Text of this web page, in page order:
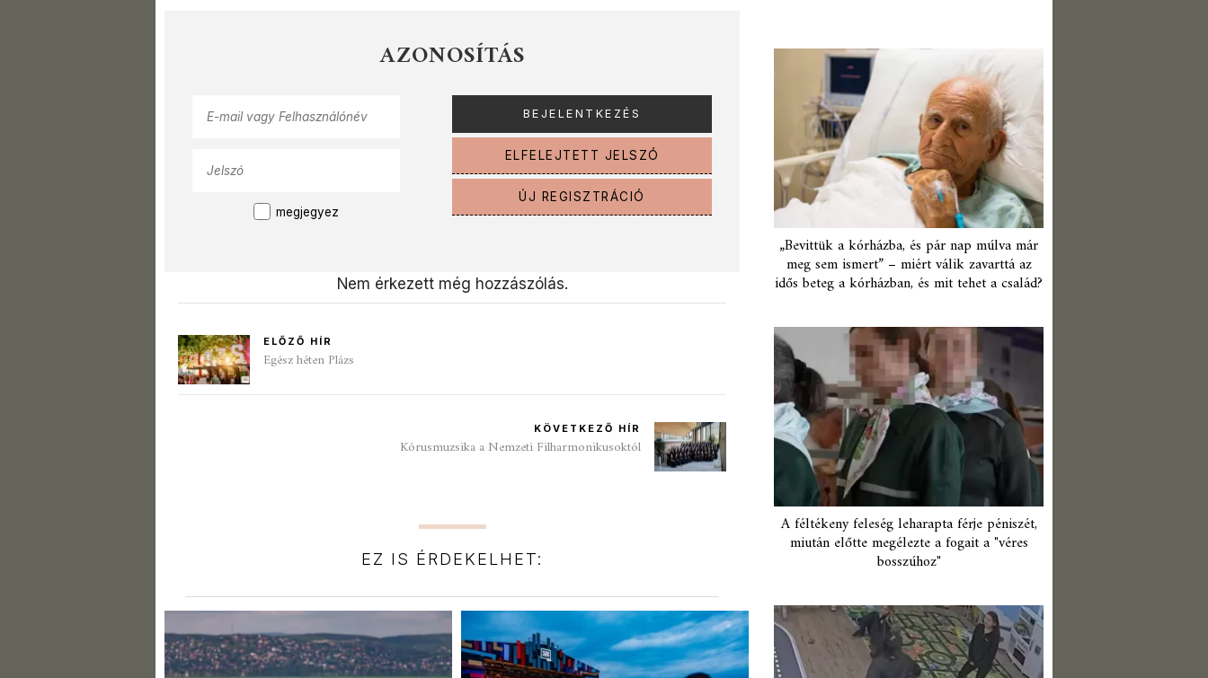
AZONOSÍTÁS
megjegyez
ELFELEJTETT JELSZÓ
ÚJ REGISZTRÁCIÓ
Nem érkezett még hozzászólás.
ELŐZŐ HÍR
Egész héten Plázs
KÖVETKEZŐ HÍR
Kórusmuzsika a Nemzeti Filharmonikusoktól
EZ IS ÉRDEKELHET:
„Bevittük a kórházba, és pár nap múlva már
meg sem ismert” – miért válik zavarttá az
idős beteg a kórházban, és mit tehet a család?
A féltékeny feleség leharapta férje péniszét,
miután előtte megélezte a fogait a "véres
bosszúhoz"